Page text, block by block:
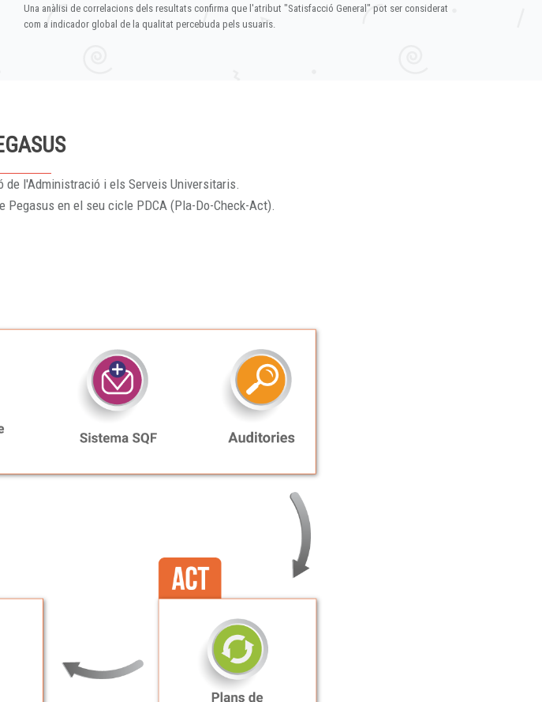
Una anàlisi de correlacions dels resultats confirma que l'atribut "Satisfacció General" pot ser considerat
com a indicador global de la qualitat percebuda pels usuaris.
de l'Administració i els Serveis Universitaris.
Pegasus en el seu cicle PDCA (Pla-Do-Check-Act).